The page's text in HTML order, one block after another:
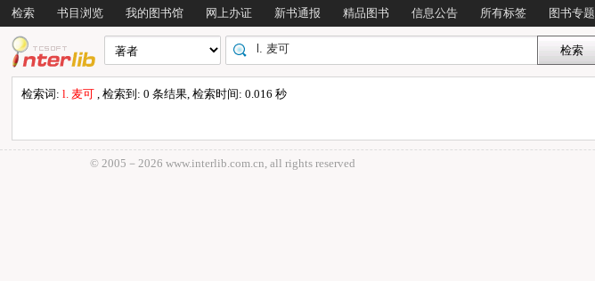
检索 书目浏览 我的图书馆 网上办证 新书通报 精品图书 信息公告 所有标签 图书专题
检索词:l. 麦可, 检索到: 0 条结果, 检索时间: 0.016 秒
© 2005－ 2026 www.interlib.com.cn, all rights reserved